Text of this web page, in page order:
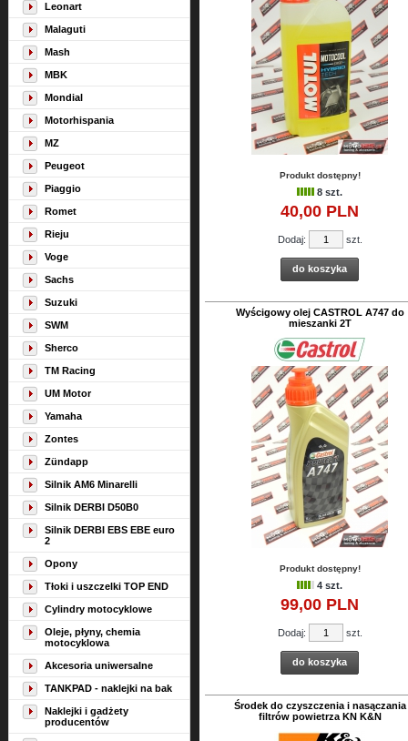
Leonart
Malaguti
Mash
MBK
Mondial
Motorhispania
MZ
Peugeot
Piaggio
Romet
Rieju
Voge
Sachs
Suzuki
SWM
Sherco
TM Racing
UM Motor
Yamaha
Zontes
Zündapp
Silnik AM6 Minarelli
Silnik DERBI D50B0
Silnik DERBI EBS EBE euro
2
Opony
Tłoki i uszczelki TOP END
Cylindry motocyklowe
Oleje, płyny, chemia
motocyklowa
Akcesoria uniwersalne
TANKPAD - naklejki na bak
Naklejki i gadżety
producentów
Produkt dostępny!
8 szt.
40,00 PLN
Dodaj: szt.
do koszyka
Wyścigowy olej CASTROL A747 do
mieszanki 2T
Produkt dostępny!
4 szt.
99,00 PLN
Dodaj: szt.
do koszyka
Środek do czyszczenia i nasączania
filtrów powietrza KN K&N